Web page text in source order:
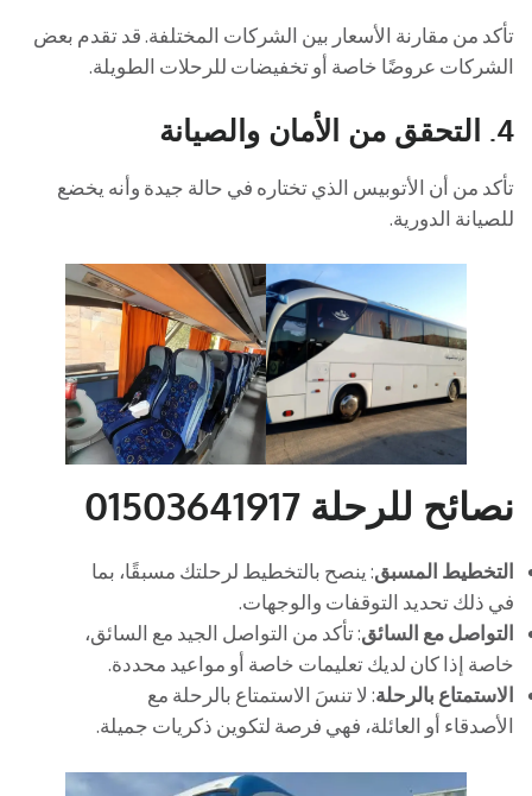
تأكد من مقارنة الأسعار بين الشركات المختلفة. قد تقدم بعض
الشركات عروضًا خاصة أو تخفيضات للرحلات الطويلة.
4. التحقق من الأمان والصيانة
تأكد من أن الأتوبيس الذي تختاره في حالة جيدة وأنه يخضع
للصيانة الدورية.
نصائح للرحلة 01503641917
التخطيط المسبق: ينصح بالتخطيط لرحلتك مسبقًا، بما
في ذلك تحديد التوقفات والوجهات.
التواصل مع السائق: تأكد من التواصل الجيد مع السائق،
خاصة إذا كان لديك تعليمات خاصة أو مواعيد محددة.
الاستمتاع بالرحلة: لا تنسَ الاستمتاع بالرحلة مع
الأصدقاء أو العائلة، فهي فرصة لتكوين ذكريات جميلة.